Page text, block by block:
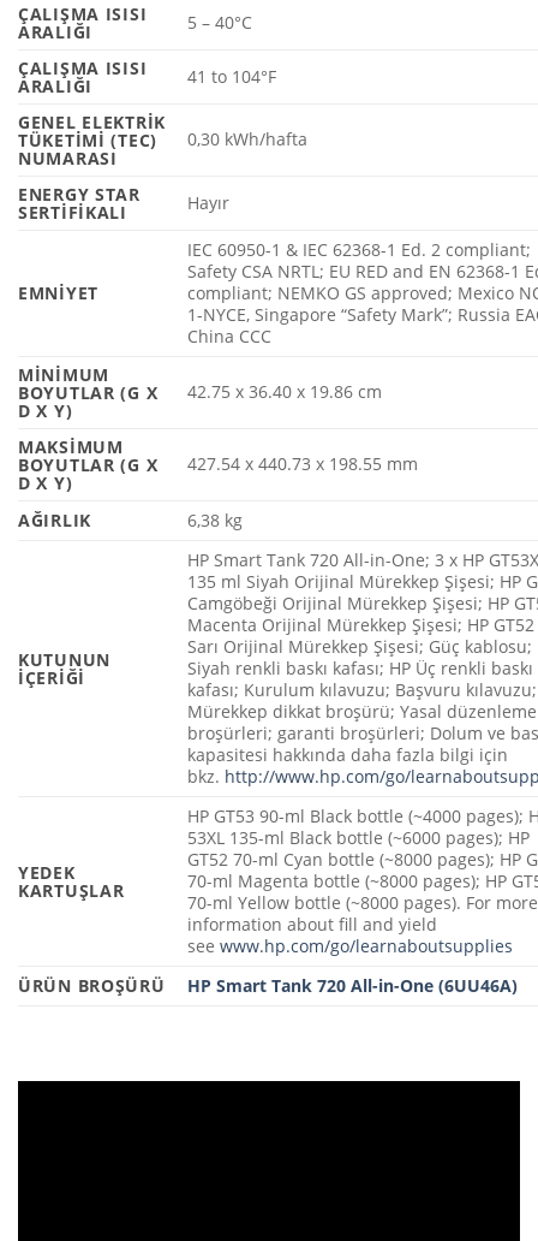
ÇALIŞMA ISISI
ARALIĞI
5 – 40°C
ÇALIŞMA ISISI
ARALIĞI
41 to 104°F
GENEL ELEKTRIK
TÜKETIMI (TEC)
NUMARASI
0,30 kWh/hafta
ENERGY STAR
SERTIFIKALI Hayır
EMNIYET
IEC 60950-1 & IEC 62368-1 Ed. 2 compliant;
Safety CSA NRTL; EU RED and EN 62368-1
compliant; NEMKO GS approved; Mexico
1-NYCE, Singapore “Safety Mark”; Russia
China CCC
MINIMUM
BOYUTLAR (G X
D X Y)
42.75 x 36.40 x 19.86cm
MAKSIMUM
BOYUTLAR (G X
D X Y)
427.54 x 440.73 x 198.55 mm
AĞIRLIK 6,38 kg
KUTUNUN
IÇERIĞI
HP Smart Tank 720 All-in-One; 3 x HP
135 ml Siyah Orijinal Mürekkep Şişesi; HP
Camgöbeği Orijinal Mürekkep Şişesi; HP
Macenta Orijinal Mürekkep Şişesi; HP GT52
Sarı Orijinal Mürekkep Şişesi; Güç kablosu;
Siyah renkli baskı kafası; HP Üç renkli baskı
kafası; Kurulum kılavuzu; Başvuru kılavuzu;
Mürekkep dikkat broşürü; Yasal düzenleme
broşürleri; garanti broşürleri; Dolum ve
kapasitesi hakkında daha fazla bilgi için
bkz. http://www.hp.com/go/
YEDEK
KARTUŞLAR
HP GT53 90-ml Black bottle (~4000 pages);
53XL 135-ml Black bottle (~6000 pages); HP
GT52 70-ml Cyan bottle (~8000 pages); HP
70-ml Magenta bottle (~8000 pages); HP
70-ml Yellow bottle (~8000 pages). For more
information about fill and yield
seewww.hp.com/go/learnaboutsupplies
ÜRÜN BROŞÜRÜ
HP Smart Tank 720 All-in-One (6UU46A)